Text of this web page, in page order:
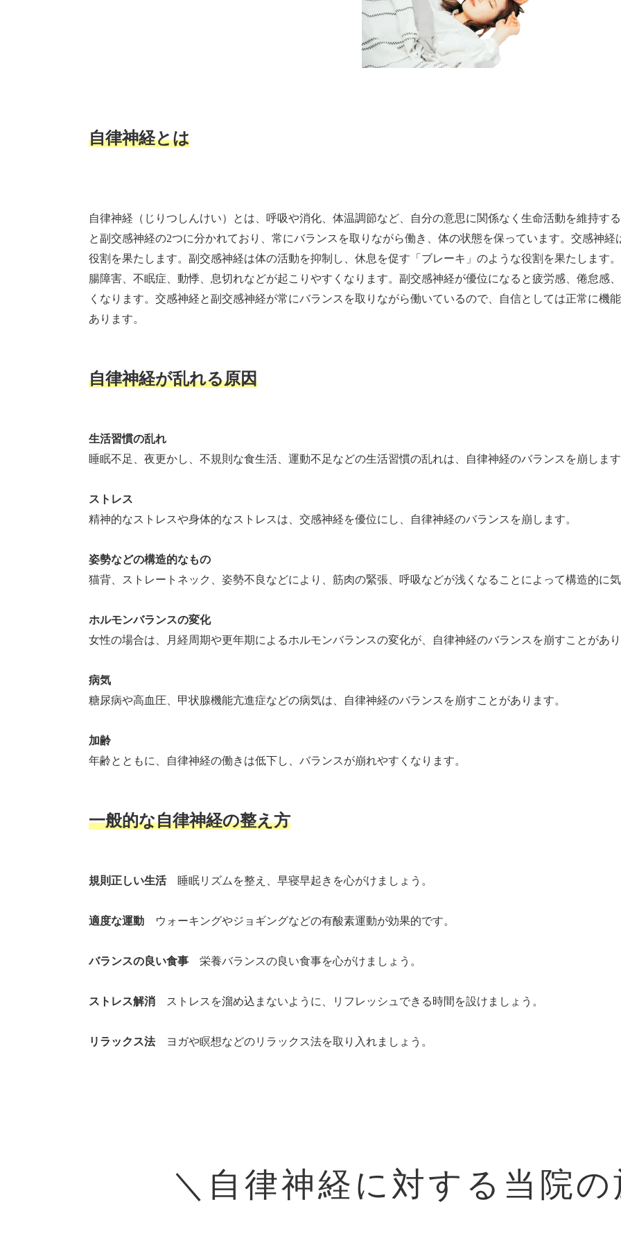
自律神経とは
自律神経（じりつしんけい）とは、呼吸や消化、体温調節など、自分の意思に関係なく生命活動を維持す
と副交感神経の2つに分かれており、常にバランスを取りながら働き、体の状態を保っています。交感神
役割を果たします。副交感神経は体の活動を抑制し、休息を促す「ブレーキ」のような役割を果たします
腸障害、不眠症、動悸、息切れなどが起こりやすくなります。副交感神経が優位になると疲労感、倦怠感
くなります。交感神経と副交感神経が常にバランスを取りながら働いているので、自信としては正常に機
あります。
自律神経が乱れる原因
生活習慣の乱れ
睡眠不足、夜更かし、不規則な食生活、運動不足などの生活習慣の乱れは、自律神経のバランスを崩しま
ストレス
精神的なストレスや身体的なストレスは、交感神経を優位にし、自律神経のバランスを崩します。
姿勢などの構造的なもの
猫背、ストレートネック、姿勢不良などにより、筋肉の緊張、呼吸などが浅くなることによって構造的に
ホルモンバランスの変化
女性の場合は、月経周期や更年期によるホルモンバランスの変化が、自律神経のバランスを崩すことがあ
病気
糖尿病や高血圧、甲状腺機能亢進症などの病気は、自律神経のバランスを崩すことがあります。
加齢
年齢とともに、自律神経の働きは低下し、バランスが崩れやすくなります。
一般的な自律神経の整え方
規則正しい生活睡眠リズムを整え、早寝早起きを心がけましょう。
適度な運動ウォーキングやジョギングなどの有酸素運動が効果的です。
バランスの良い食事栄養バランスの良い食事を心がけましょう。
ストレス解消ストレスを溜め込まないように、リフレッシュできる時間を設けましょう。
リラックス法ヨガや瞑想などのリラックス法を取り入れましょう。
＼自律神経に対する当院